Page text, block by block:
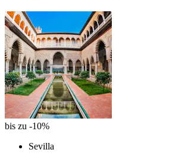
bis zu -10%
Sevilla